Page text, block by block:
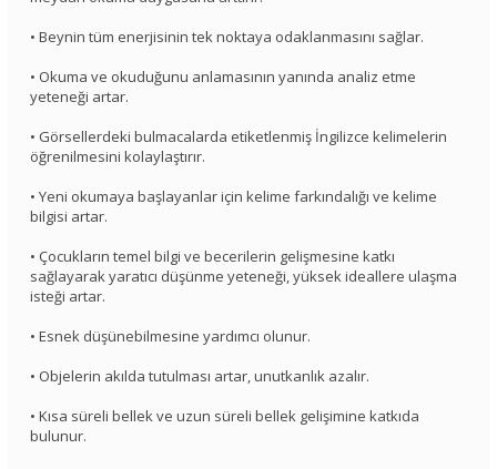
• Beynin tüm enerjisinin tek noktaya odaklanmasını sağlar.
• Okuma ve okuduğunu anlamasının yanında analiz etme
yeteneği artar.
• Görsellerdeki bulmacalarda etiketlenmiş İngilizce kelimelerin
öğrenilmesini kolaylaştırır.
• Yeni okumaya başlayanlar için kelime farkındalığı ve kelime
bilgisi artar.
• Çocukların temel bilgi ve becerilerin gelişmesine katkı
sağlayarak yaratıcı düşünme yeteneği, yüksek ideallere ulaşma
isteği artar.
• Esnek düşünebilmesine yardımcı olunur.
• Objelerin akılda tutulması artar, unutkanlık azalır.
• Kısa süreli bellek ve uzun süreli bellek gelişimine katkıda
bulunur.